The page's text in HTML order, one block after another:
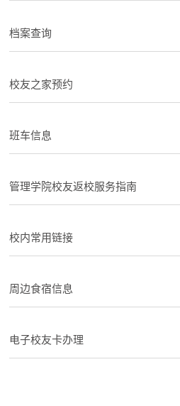
档案查询
校友之家预约
班车信息
管理学院校友返校服务指南
校内常用链接
周边食宿信息
电子校友卡办理